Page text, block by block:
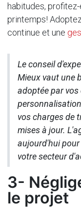
habitudes,
printemps!
continue et une
Le conseil
Mieux vaut une
adoptée par vos
vos charges de
mises à jour.
aujourd'hui
votre secteur
3-
le projet